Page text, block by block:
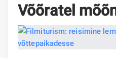
Võõratel